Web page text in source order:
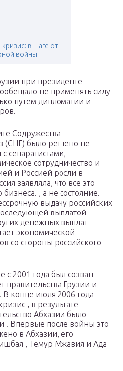
кризис: в шаге от
войны
при президенте
не применять силу
путем дипломатии и
Содружества
(СНГ) было решено не
сепаратистами,
сотрудничество и
и Россией росли в
заявляла, что все это
бизнеса. , а не состояние.
выдачу российских
выплатой
денежных выплат
экономической
со стороны российского
с 2001 года был созван
правительства Грузии и
В конце июля 2006 года
, в результате
Абхазии было
. Впервые после войны это
в Абхазии, его
, Темур Мжавия и Ада